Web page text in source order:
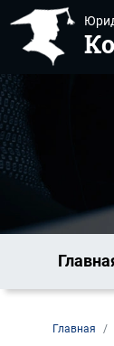
Главная